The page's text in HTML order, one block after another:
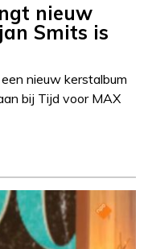
nieuw
Smits is
nieuw kerstalbum
bij Tijd voor MAX